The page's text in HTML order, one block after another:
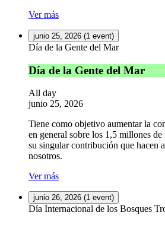
Ver más
junio 25, 2026 (1 event)
Día de la Gente del Mar
Día de la Gente del Mar
All day
junio 25, 2026
Tiene como objetivo aumentar la
en general sobre los 1,5 millones
su singular contribución que hacen
nosotros.
Ver más
junio 26, 2026 (1 event)
Día Internacional de los Bosques